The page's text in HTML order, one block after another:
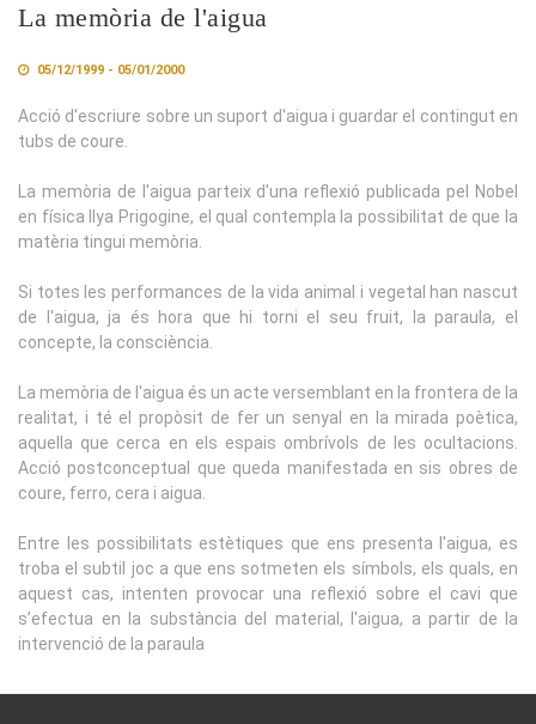
La memòria de l'aigua
05/12/1999 - 05/01/2000
Acció d'escriure sobre un suport d'aigua i guardar el contingut en
tubs de coure.
La memòria de l'aigua parteix d'una reflexió publicada pel Nobel
en física llya Prigogine, el qual contempla la possibilitat de que la
matèria tingui memòria.
Si totes les performances de la vida animal i vegetal han nascut
de l'aigua, ja és hora que hi torni el seu fruit, la paraula, el
concepte, la consciència.
La memòria de l'aigua és un acte versemblant en la frontera de la
realitat, i té el propòsit de fer un senyal en la mirada poètica,
aquella que cerca en els espais ombrívols de les ocultacions.
Acció postconceptual que queda manifestada en sis obres de
coure, ferro, cera i aigua.
Entre les possibilitats estètiques que ens presenta l'aigua, es
troba el subtil joc a que ens sotmeten els símbols, els quals, en
aquest cas, intenten provocar una reflexió sobre el cavi que
s’efectua en la substància del material, l'aigua, a partir de la
intervenció de la paraula